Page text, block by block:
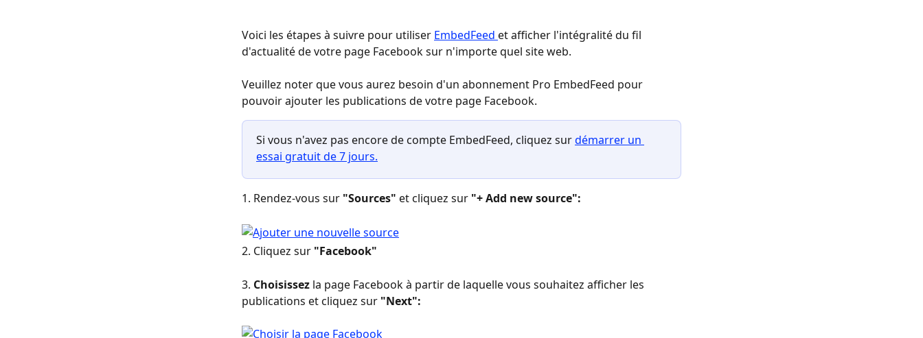
Voici les étapes à suivre pour utiliser EmbedFeed et afficher l'intégralité du fil
d'actualité de votre page Facebook sur n'importe quel site web.
Veuillez noter que vous aurez besoin d'un abonnement Pro EmbedFeed pour
pouvoir ajouter les publications de votre page Facebook.
Si vous n'avez pas encore de compte EmbedFeed, cliquez sur démarrer un
essai gratuit de 7 jours.
1. Rendez-vous sur "Sources" et cliquez sur "+ Add new source":
2. Cliquez sur "Facebook"
3. Choisissez la page Facebook à partir de laquelle vous souhaitez afficher les
publications et cliquez sur "Next":